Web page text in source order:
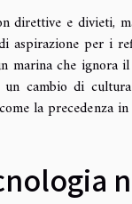
direttive e divieti,
aspirazione per i
marina che ignora
cambio di
la